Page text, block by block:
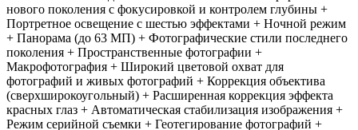
нового поколения с фокусировкой и контролем глубины +
Портретное освещение с шестью эффектами + Ночной режим
+ Панорама (до 63 МП) + Фотографические стили последнего
поколения + Пространственные фотографии +
Макрофотография + Широкий цветовой охват для
фотографий и живых фотографий + Коррекция объектива
(сверхширокоугольный) + Расширенная коррекция эффекта
красных глаз + Автоматическая стабилизация изображения +
Режим серийной съемки + Геотегирование фотографий +